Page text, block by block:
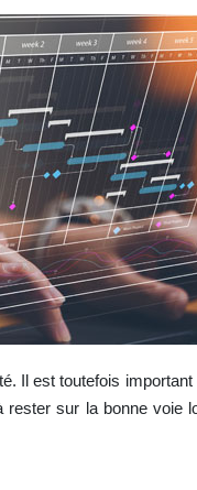
Il est toutefois
sur la bonne voie